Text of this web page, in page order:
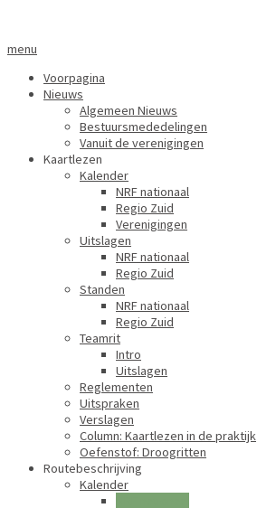
menu
Voorpagina
Nieuws
Algemeen Nieuws
Bestuursmededelingen
Vanuit de verenigingen
Kaartlezen
Kalender
NRF nationaal
Regio Zuid
Verenigingen
Uitslagen
NRF nationaal
Regio Zuid
Standen
NRF nationaal
Regio Zuid
Teamrit
Intro
Uitslagen
Reglementen
Uitspraken
Verslagen
Column: Kaartlezen in de praktijk
Oefenstof: Droogritten
Routebeschrijving
Kalender